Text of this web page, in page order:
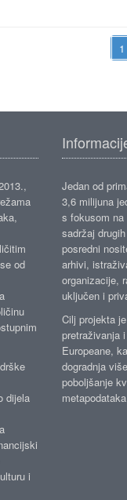
od
dijela
i
Jedan od
3,6 milijuna
s fokusom
sadržaj
posredni
arhivi,
organizacije,
uključen i
Cilj projekta
pretraživanja
Europeane,
dogradnja
poboljšanje